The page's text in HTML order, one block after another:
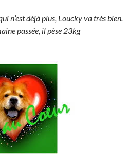
n’est déjà plus, Loucky va très bien.
passée, il pèse 23kg